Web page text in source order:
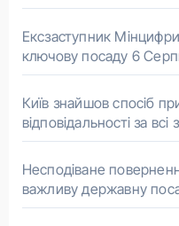
Ексзаступник
ключову посаду 6
Київ знайшов спосіб
відповідальності за всі
Несподіване
важливу державну